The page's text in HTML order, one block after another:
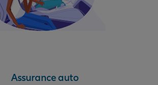
Assurance auto